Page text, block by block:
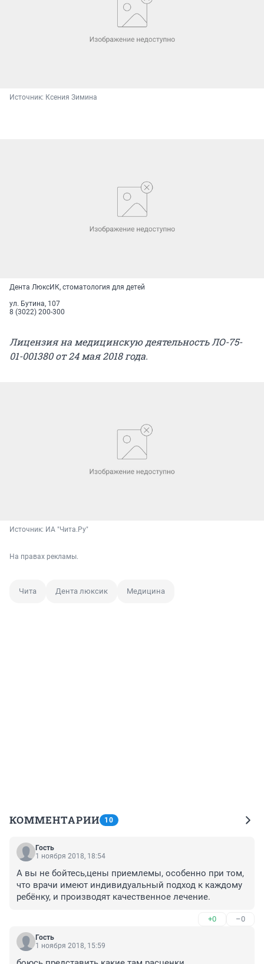
Источник: Ксения Зимина
Дента ЛюксИК, стоматология для детей
ул. Бутина, 107
8 (3022) 200-300
Лицензия на медицинскую деятельность ЛО-75-
01-001380 от 24 мая 2018 года.
Источник: ИА "Чита.Ру"
На правах рекламы.
Чита Дента люксик Медицина
КОММЕНТАРИИ 10
Гость
1 ноября 2018, 18:54
А вы не бойтесь,цены приемлемы, особенно при том,
что врачи имеют индивидуальный подход к каждому
ребёнку, и производят качественное лечение.
+0 –0
Гость
1 ноября 2018, 15:59